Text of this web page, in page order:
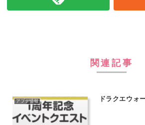
関連記事
アプデ情報 ドラクエウォ